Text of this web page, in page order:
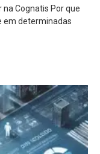
Cognatis Por que
em determinadas